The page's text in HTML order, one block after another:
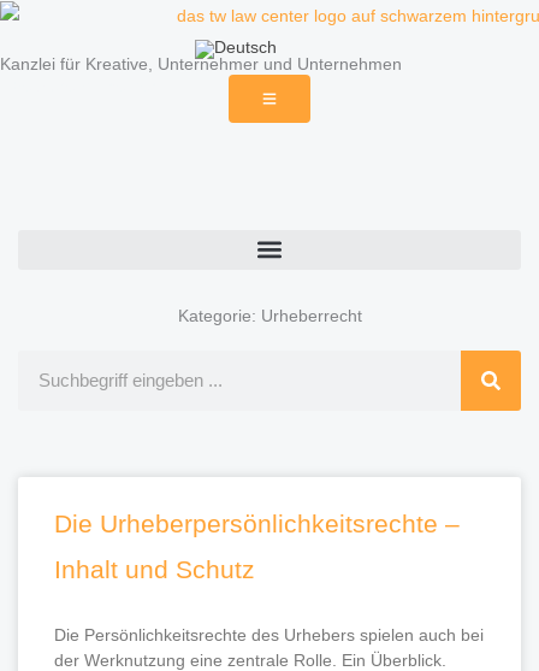
Zum
springen
Kanzlei für Kreative, Unternehmer und Unternehmen
Kategorie: Urheberrecht
Die Urheberpersönlichkeitsrechte –
Inhalt und Schutz
Die Persönlichkeitsrechte des Urhebers spielen auch bei
der Werknutzung eine zentrale Rolle. Ein Überblick.